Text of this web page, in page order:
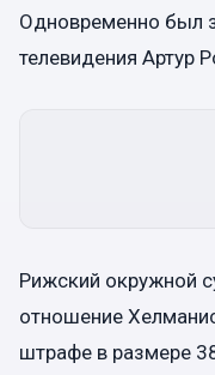
Одновременно был
телевидения Артур
Рижский окружной
отношение
штрафе в размере